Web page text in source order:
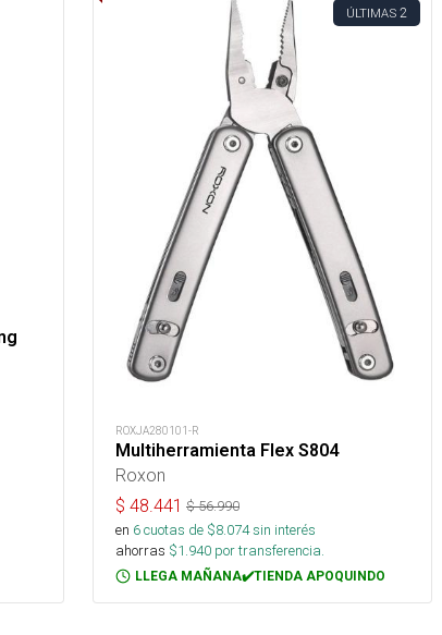
ÚLTIMAS 2
ROXJA280101-R
Multiherramienta Flex S804
Roxon
$ 48.441 $56.990
en 6cuotas de $8.074sin interés
ahorras $1.940 por transferencia.
LLEGA MAÑANA✔️TIENDA APOQUINDO